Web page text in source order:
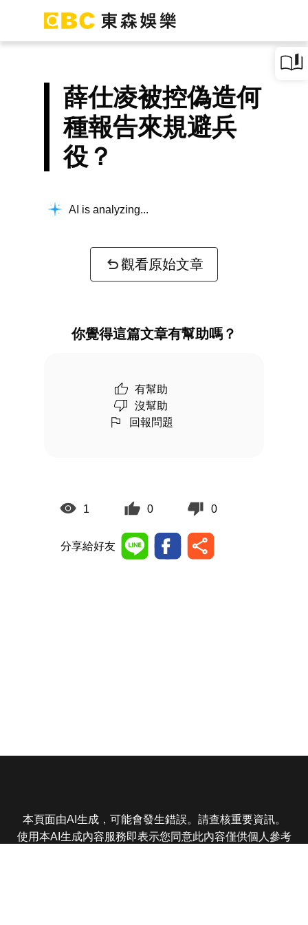
薛仕凌被控偽造何
種報告來規避兵
役？
AI is analyzing...
觀看原始文章
你覺得這篇文章有幫助嗎？
有幫助
沒幫助
回報問題
1 0 0
分享給好友
本頁面由AI生成，可能會發生錯誤。請查核重要資訊。
使用本AI生成內容服務即表示您同意此內容僅供個人參考